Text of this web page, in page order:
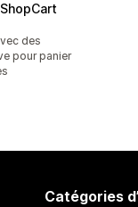
des
pour panier
Catégories